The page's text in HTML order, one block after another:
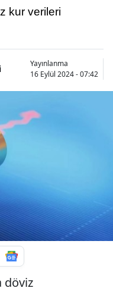
kur verileri
Yayınlanma
16 Eylül 2024 - 07:42
döviz